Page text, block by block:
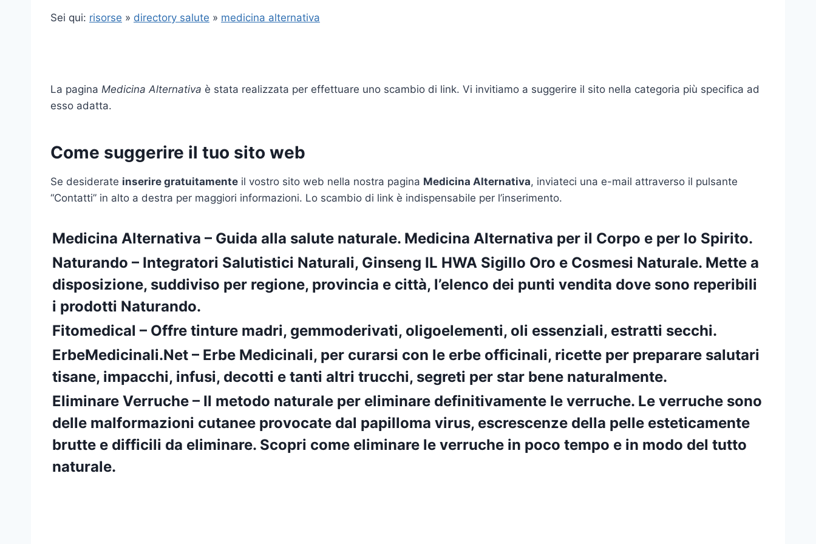
Sei qui: risorse » directory salute » medicina alternativa
La pagina Medicina Alternativa è stata realizzata per effettuare uno scambio di link. Vi invitiamo a suggerire il sito nella categoria più specifica ad
esso adatta.
Come suggerire il tuo sito web
Se desiderate inserire gratuitamente il vostro sito web nella nostra pagina Medicina Alternativa, inviateci una e-mail attraverso il pulsante
“Contatti” in alto a destra per maggiori informazioni. Lo scambio di link è indispensabile per l’inserimento.
Medicina Alternativa – Guida alla salute naturale. Medicina Alternativa per il Corpo e per lo Spirito.
Naturando – Integratori Salutistici Naturali, Ginseng IL HWA Sigillo Oro e Cosmesi Naturale. Mette a
disposizione, suddiviso per regione, provincia e città, l’elenco dei punti vendita dove sono reperibili
i prodotti Naturando.
Fitomedical – Offre tinture madri, gemmoderivati, oligoelementi, oli essenziali, estratti secchi.
ErbeMedicinali.Net – Erbe Medicinali, per curarsi con le erbe officinali, ricette per preparare salutari
tisane, impacchi, infusi, decotti e tanti altri trucchi, segreti per star bene naturalmente.
Eliminare Verruche – Il metodo naturale per eliminare definitivamente le verruche. Le verruche sono
delle malformazioni cutanee provocate dal papilloma virus, escrescenze della pelle esteticamente
brutte e difficili da eliminare. Scopri come eliminare le verruche in poco tempo e in modo del tutto
naturale.